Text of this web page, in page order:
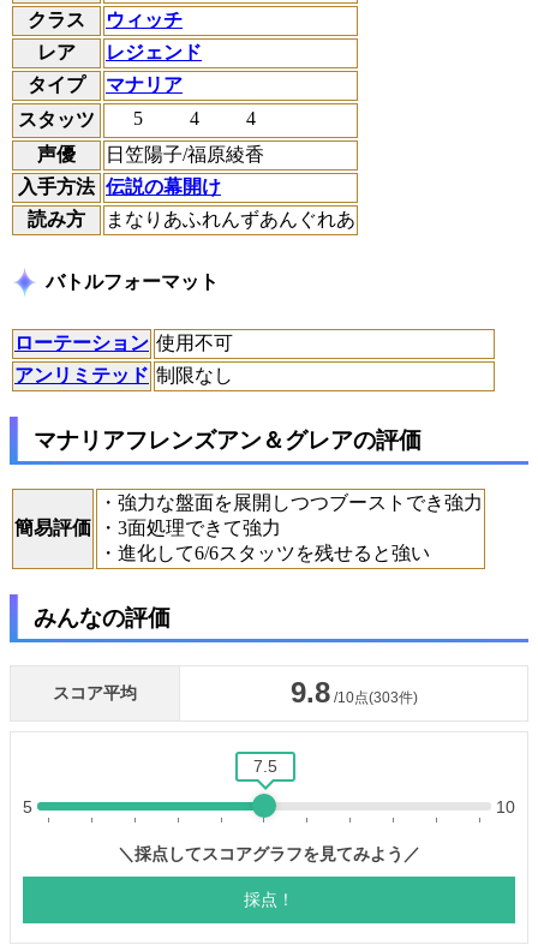
クラス
ウィッチ
レア
レジェンド
タイプ
マナリア
スタッツ
5 4
4
声優
日笠陽子/福原綾香
入手方法 伝説の幕開け
読み方
まなりあふれんずあんぐれあ
バトルフォーマット
ローテーション 使用不可
アンリミテッド 制限なし
マナリアフレンズアン＆グレアの評価
簡易評価
・強力な盤面を展開しつつブーストでき強力
・3面処理できて強力
・進化して6/6スタッツを残せると強い
みんなの評価